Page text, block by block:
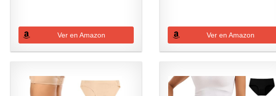
Ver en Amazon Ver en Amazon